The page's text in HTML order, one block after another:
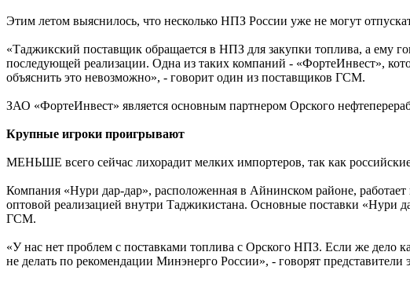
Этим летом выяснилось, что несколько НПЗ России уже не могут
«Таджикский поставщик обращается в НПЗ для закупки топлива, а ему
последующей реализации. Одна из таких компаний - «ФортеИнвест»,
объяснить это невозможно», - говорит один из поставщиков ГСМ.
ЗАО «ФортеИнвест» является основным партнером Орского
Крупные игроки проигрывают
МЕНЬШЕ всего сейчас лихорадит мелких импортеров, так как
Компания «Нури дар-дар», расположенная в Айнинском районе,
оптовой реализацией внутри Таджикистана. Основные поставки «Нури
ГСМ.
«У нас нет проблем с поставками топлива с Орского НПЗ. Если же дело
не делать по рекомендации Минэнерго России», - говорят представители